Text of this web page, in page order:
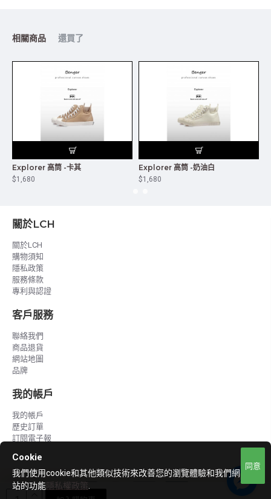
相關商品 還買了
Explorer 高筒 -卡其
$1,680
Explorer 高筒 -奶油白
$1,680
關於LCH
關於LCH
購物須知
隱私政策
服務條款
專利與認證
客戶服務
聯絡我們
商品退貨
網站地圖
品牌
我的帳戶
我的帳戶
歷史訂單
訂閱電子報
同意
Cookie
我們使用cookie和其他類似技術來改善您的瀏覽體驗和我們網
站的功能隱私權政策